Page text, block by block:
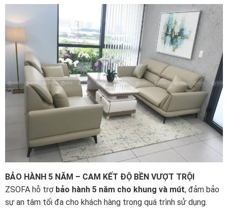
BẢO HÀNH 5 NĂM – CAM KẾT ĐỘ BỀN VƯỢT TRỘI
ZSOFA hỗ trợ bảo hành 5 năm cho khung và mút, đảm bảo
sự an tâm tối đa cho khách hàng trong quá trình sử dụng.